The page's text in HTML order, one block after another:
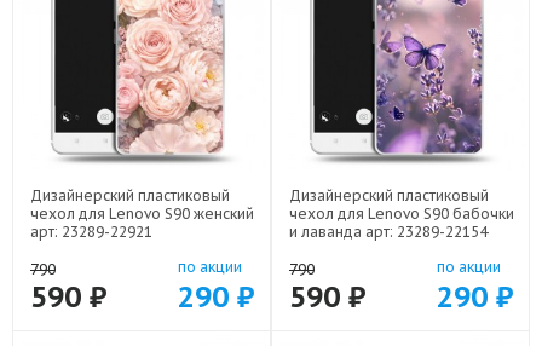
Дизайнерский пластиковый
чехол для Lenovo S90 женский
арт: 23289-22921
790
590 ₽
по акции
290 ₽
Дизайнерский пластиковый
чехол для Lenovo S90 бабочки
и лаванда арт: 23289-22154
790
590 ₽
по акции
290 ₽